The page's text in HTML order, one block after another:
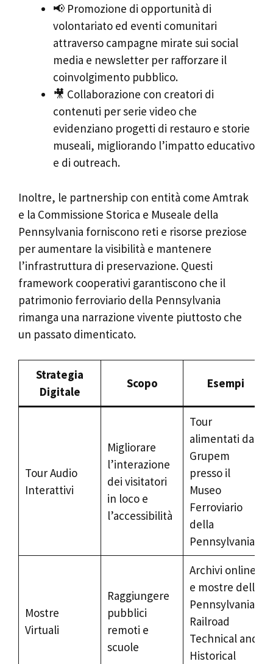
📢 Promozione di opportunità di
volontariato ed eventi comunitari
attraverso campagne mirate sui social
media e newsletter per rafforzare il
coinvolgimento pubblico.
🎥 Collaborazione con creatori di
contenuti per serie video che
evidenziano progetti di restauro e storie
museali, migliorando l’impatto educativo
e di outreach.
Inoltre, le partnership con entità come Amtrak
e la Commissione Storica e Museale della
Pennsylvania forniscono reti e risorse preziose
per aumentare la visibilità e mantenere
l’infrastruttura di preservazione. Questi
framework cooperativi garantiscono che il
patrimonio ferroviario della Pennsylvania
rimanga una narrazione vivente piuttosto che
un passato dimenticato.
Strategia
Digitale
Scopo Esempi
Tour Audio
Interattivi
Migliorare
l’interazione
dei visitatori
in loco e
l’accessibilità
Tour
alimentati da
Grupem
presso il
Museo
Ferroviario
della
Pennsylvania
Mostre
Virtuali
Raggiungere
pubblici
remoti e
scuole
Archivi online
e mostre della
Pennsylvania
Railroad
Technical and
Historical